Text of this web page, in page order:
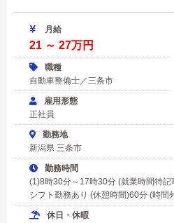
月給
21 ～ 27万円
職種
自動車整備士／三条市
雇用形態
正社員
勤務地
新潟県 三条市
勤務時間
(1)8時30分～17時30分 (就業時間特
シフト勤務あり (休憩時間)60分 (時間
休日・休暇